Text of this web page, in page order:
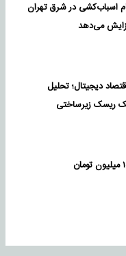
اسباب‌کشی در شرق تهران
می‌دهد
دیجیتال؛ تحلیل
ریسک زیرساختی